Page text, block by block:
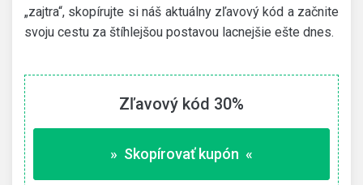
„zajtra“, skopírujte si náš aktuálny zľavový kód a začnite
svoju cestu za štíhlejšou postavou lacnejšie ešte dnes.
Zľavový kód 30%
» Skopírovať kupón «